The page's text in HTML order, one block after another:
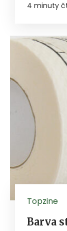
4 minuty
Topzine
Barva